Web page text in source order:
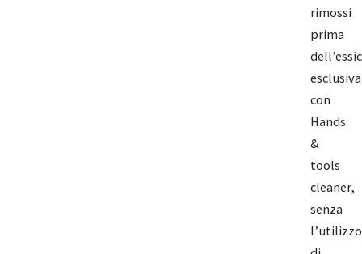
rimossi
prima
con
Hands
&
tools
cleaner,
senza
l’utilizzo